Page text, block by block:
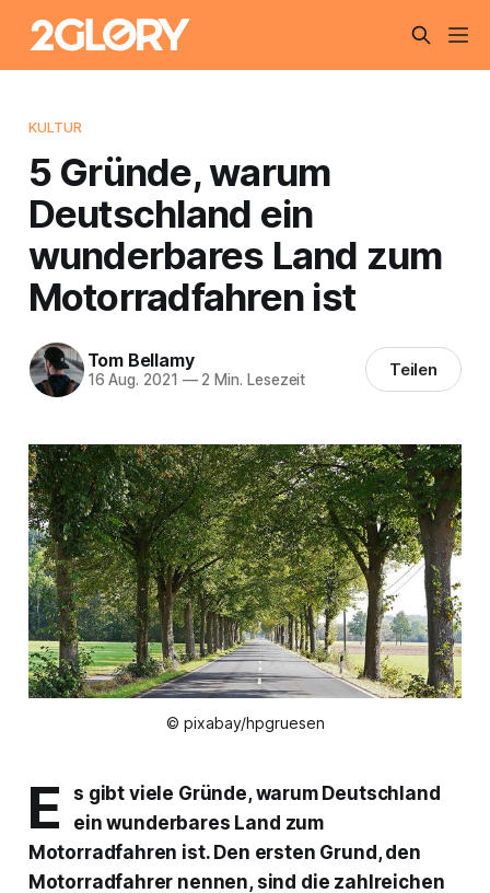
KULTUR
5 Gründe, warum
Deutschland ein
wunderbares Land zum
Motorradfahren ist
Tom Bellamy
16 Aug. 2021 —2 Min. Lesezeit Teilen
© pixabay/hpgruesen
E
s gibt viele Gründe, warum Deutschland
ein wunderbares Land zum
Motorradfahren ist. Den ersten Grund, den
Motorradfahrer nennen, sind die zahlreichen